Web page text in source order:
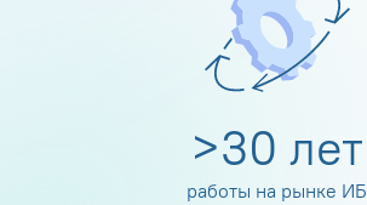
>30 лет
работы на рынке ИБ